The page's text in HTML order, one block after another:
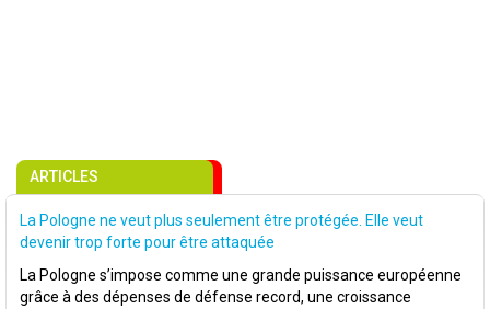
ARTICLES
La Pologne ne veut plus seulement être protégée. Elle veut
devenir trop forte pour être attaquée
La Pologne s’impose comme une grande puissance européenne
grâce à des dépenses de défense record, une croissance